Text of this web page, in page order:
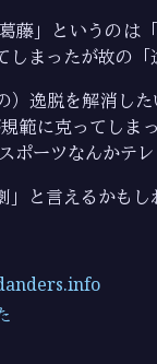
藤」というのは
まったが故の「
）逸脱を解消し
範に克ってしま
ポーツなんかテ
と言えるかもし